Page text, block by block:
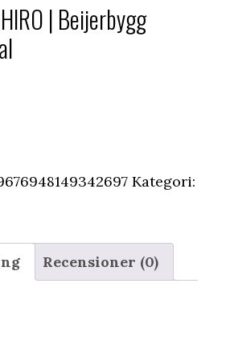
| Beijerbygg
Kategori:
Recensioner (0)